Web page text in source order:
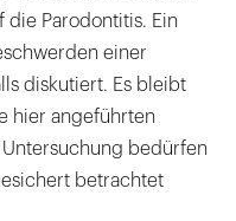
die Parodontitis. Ein
einer
diskutiert. Es bleibt
hier angeführten
bedürfen
betrachtet